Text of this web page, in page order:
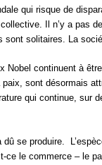
qui risque de
Il n’y a pas
sont solitaires. La
Nobel continuent à
paix, sont désormais
qui continue, sur
dû se produire.
ce le commerce – le